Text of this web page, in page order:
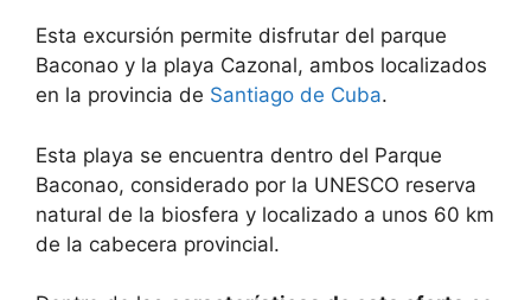
Esta excursión permite disfrutar del parque
Baconao y la playa Cazonal, ambos localizados
en la provincia de Santiago de Cuba.
Esta playa se encuentra dentro del Parque
Baconao, considerado por la UNESCO reserva
natural de la biosfera y localizado a unos 60 km
de la cabecera provincial.